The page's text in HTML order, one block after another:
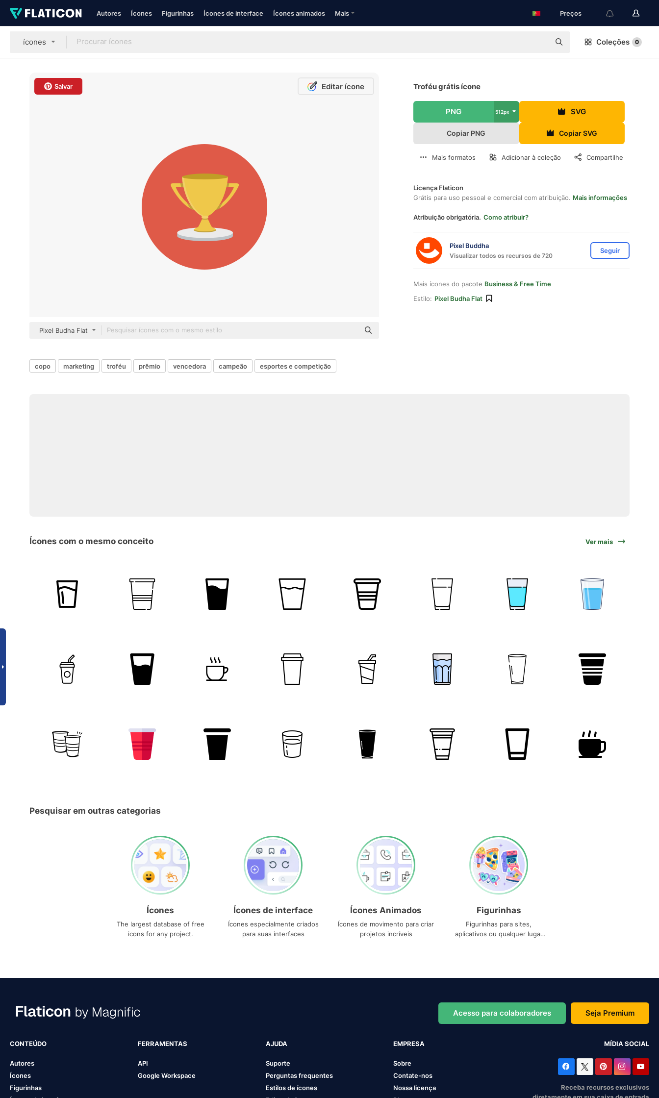
Autores Ícones Figurinhas Ícones de interface Ícones animados Mais Preços
ícones Coleções 0
Salvar Editar ícone
Pixel Budha Flat
Troféu grátis ícone
PNG 512px SVG
Copiar PNG Copiar SVG
Mais formatos Adicionar à coleção Compartilhe
Licença Flaticon
Grátis para uso pessoal e comercial com atribuição. Mais informações
Atribuição obrigatória. Como atribuir?
Pixel Buddha
Visualizar todos os recursos de 720
Seguir
Mais ícones do pacote Business & Free Time
Estilo: Pixel Budha Flat
copo marketing troféu prêmio vencedora campeão esportes e competição
Ícones com o mesmo conceito Ver mais
Pesquisar em outras categorias
Ícones
The largest database of free
icons for any project.
Ícones de interface
Ícones especialmente criados
para suas interfaces
Ícones Animados
Ícones de movimento para criar
projetos incríveis
Figurinhas
Figurinhas para sites,
aplicativos ou qualquer lugar
Acesso para colaboradores Seja Premium
CONTEÚDO
Autores
Ícones
Figurinhas
FERRAMENTAS
API
Google Workspace
AJUDA
Suporte
Perguntas frequentes
Estilos de ícones
EMPRESA
Sobre
Contate-nos
Nossa licença
MÍDIA SOCIAL
Receba recursos exclusivos